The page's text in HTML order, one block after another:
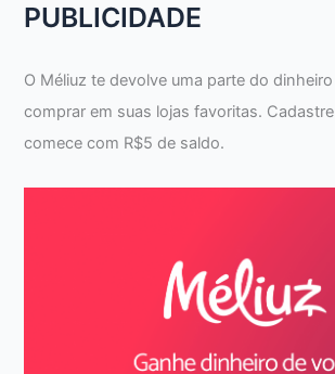
PUBLICIDADE
O Méliuz te devolve uma parte do
comprar em suas lojas favoritas.
comece com R$5 de saldo.